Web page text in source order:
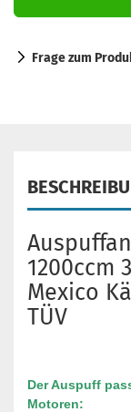
Frage zum
1200ccm
Mexico
TÜV
Der Auspuff
Motoren: